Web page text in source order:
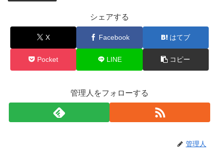
シェアする
X Facebook はてブ
Pocket LINE コピー
管理人をフォローする
管理人